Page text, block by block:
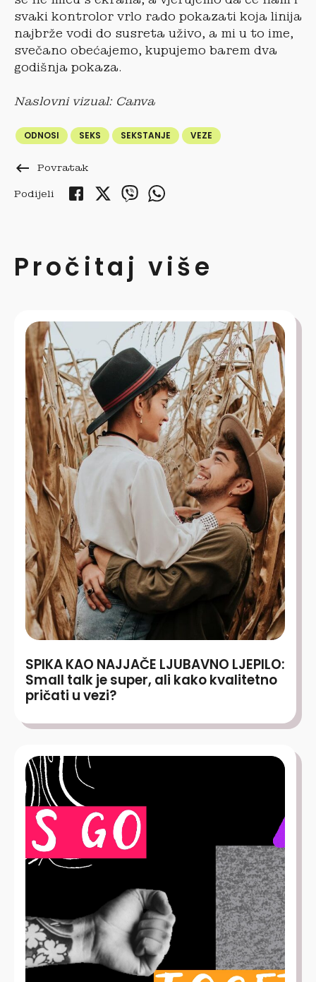
svaki kontrolor vrlo rado pokazati koja linija
najbrže vodi do susreta uživo, a mi u to ime,
svečano obećajemo, kupujemo barem dva
godišnja pokaza.
Naslovni vizual: Canva
ODNOSI SEKS SEKSTANJE VEZE
keyboard_backspace Povratak
Podijeli
Pročitaj više
SPIKA KAO NAJJAČE LJUBAVNO LJEPILO:
Small talk je super, ali kako kvalitetno
pričati u vezi?